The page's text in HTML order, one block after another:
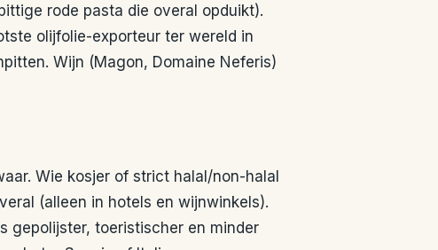
rode pasta die overal opduikt).
olijfolie-exporteur ter wereld in
Wijn (Magon, Domaine Neferis)
Wie kosjer of strict halal/non-halal
(alleen in hotels en wijnwinkels).
gepolijster, toeristischer en minder